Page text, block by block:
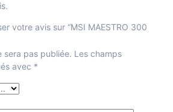
votre avis sur “MSI MAESTRO 300
sera pas publiée. Les champs
avec *